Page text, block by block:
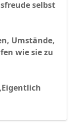
selbst
Umstände,
wie sie zu